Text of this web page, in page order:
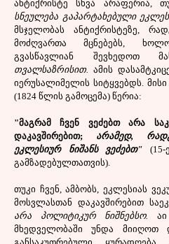
ანტიქრისტე სხვა
სნეულება გაპარტახებული
მსჯელობას ანტიქრისტეზე,
მოძღვართა მცნებებს,
გვასწავლიან
თვალსაზრისით.ამის
იერუსალიმელის სიტყვებდს.
(1824 წლის გამოცემა) წერია:
"მაგრამ ჩვენ ვეძებთ არა
დაკავშირებით; არამედ,
ეკლესიურ ნიშანს ვეძებთ"
გამზადებულთათვის).
თუკი ჩვენ, ამბობს, ეკლესიას
მოსვლასთან დაკავშირებით
არა პოლიტიკურ ნიშნებსო.
მხედველობაში უნდა მიიღოთ